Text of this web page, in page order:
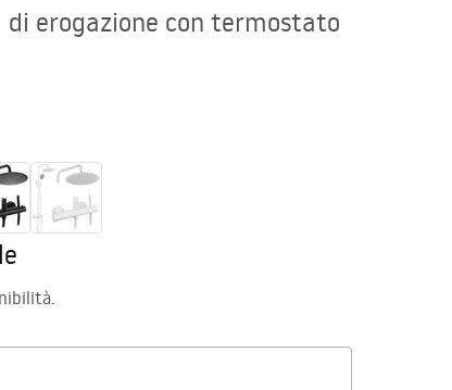
di erogazione con termostato